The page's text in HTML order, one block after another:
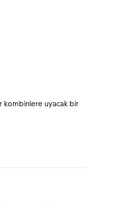
kombinlere uyacak bir